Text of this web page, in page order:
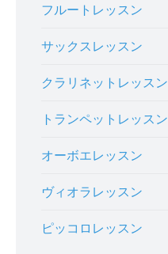
フルートレッスン
サックスレッスン
クラリネットレッスン
トランペットレッスン
オーボエレッスン
ヴィオラレッスン
ピッコロレッスン